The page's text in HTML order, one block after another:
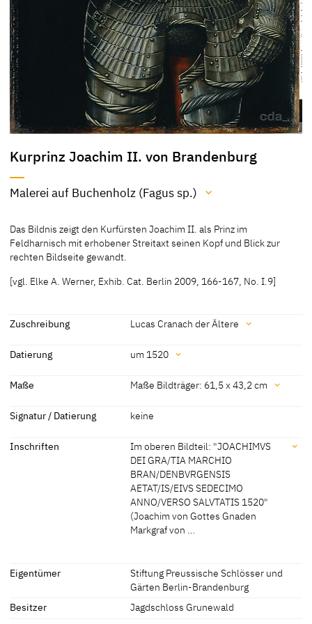
Kurprinz Joachim II. von Brandenburg
Malerei auf Buchenholz (Fagus sp.)
Malerei auf Buchenholz (Fagus sp.)
[Stiftung Preußische Schlösser und Gärten, Berlin - Brandenburg,
revised 2011]
Das Bildnis zeigt den Kurfürsten Joachim II. als Prinz im
Feldharnisch mit erhobener Streitaxt seinen Kopf und Blick zur
rechten Bildseite gewandt.
[vgl. Elke A. Werner, Exhib. Cat. Berlin 2009, 166-167, No. I.9]
Zuschreibung Lucas Cranach der Ältere
Zuschreibung
Gärten, Berlin - Brandenburg, revised
Datierung um 1520
Datierung
Gärten, Berlin - Brandenburg, revised
Maße Maße Bildträger: 61,5 x 43,2 cm
Maße
[Stiftung Preußische Schlösser und Gärten, Berlin - Brandenburg,
Signatur / Datierung keine
Inschriften
Im oberen Bildteil: "JOACHIMVS
DEI GRA/TIA MARCHIO
BRAN/DENBVRGENSIS
AETAT/IS/EIVS SEDECIMO
ANNO/VERSO SALVTATIS 1520"
(Joachim von Gottes Gnaden
Markgraf von …
Im oberen Bildteil: "JOACHIMVS DEI GRA/TIA MARCHIO
Eigentümer
Stiftung Preussische Schlösser und
Gärten Berlin-Brandenburg
Besitzer
Jagdschloss Grunewald